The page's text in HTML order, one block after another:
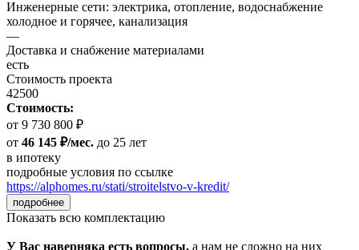
Инженерные сети: электрика, отопление, водоснабжение
холодное и горячее, канализация
—
Доставка и снабжение материалами
есть
Стоимость проекта
42500
Стоимость:
от 9 730 800 ₽
от 46 145 ₽/мес. до 25 лет
в ипотеку
подробные условия по ссылке
https://alphomes.ru/stati/stroitelstvo-v-kredit/
подробнее
Показать всю комплектацию
У Вас наверняка есть вопросы, а нам не сложно на них